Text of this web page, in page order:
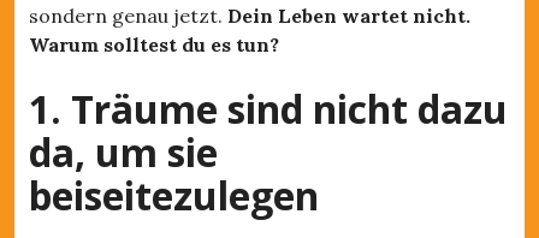
sondern genau jetzt. Dein Leben wartet nicht.
Warum solltest du es tun?
1. Träume sind nicht dazu
da, um sie
beiseitezulegen